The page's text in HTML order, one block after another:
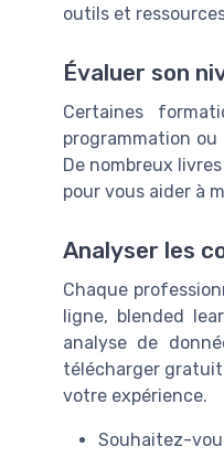
outils et
Évaluer son
Certaines
programmation
De nombreux
pour vous aider à
Analyser les
Chaque
ligne, blended
analyse de
télécharger
votre expérience.
Souhaitez-